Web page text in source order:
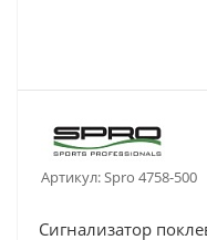
Артикул:Spro 4758-500
Сигнализатор